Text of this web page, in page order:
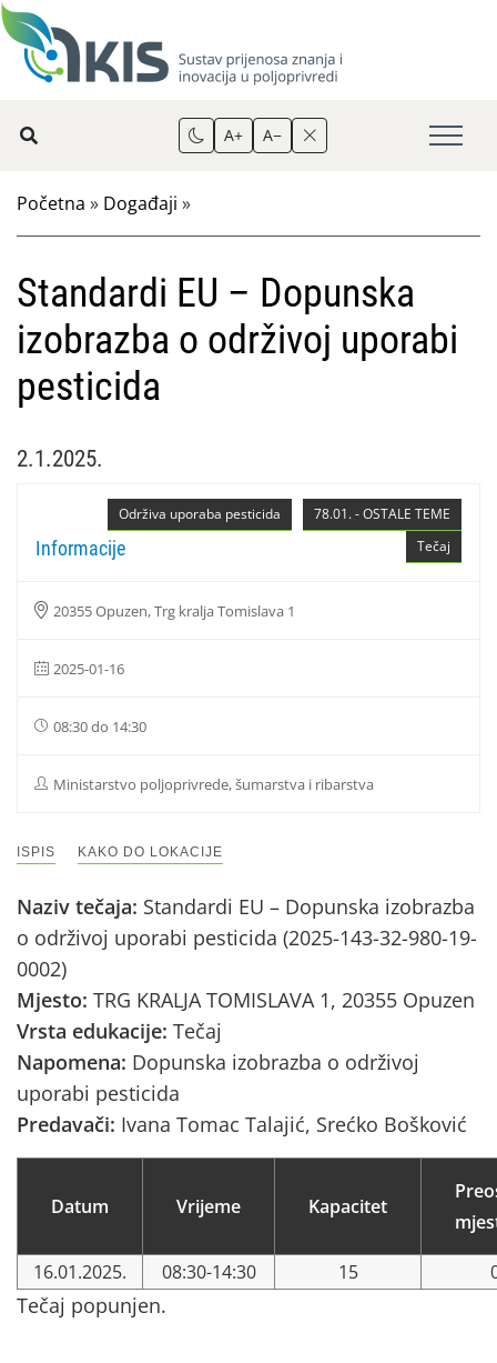
A+ A−
Početna » Događaji »
Standardi EU – Dopunska
izobrazba o održivoj uporabi
pesticida
2.1.2025.
78.01. - OSTALE TEME
Održiva uporaba pesticida
Tečaj
Informacije
20355 Opuzen, Trg kralja Tomislava 1
2025-01-16
08:30 do 14:30
Ministarstvo poljoprivrede, šumarstva i ribarstva
ISPIS KAKO DO LOKACIJE
Naziv tečaja: Standardi EU – Dopunska izobrazba
o održivoj uporabi pesticida (2025-143-32-980-19-
0002)
Mjesto: TRG KRALJA TOMISLAVA 1, 20355 Opuzen
Vrsta edukacije: Tečaj
Napomena: Dopunska izobrazba o održivoj
uporabi pesticida
Predavači: Ivana Tomac Talajić, Srećko Bošković
Datum Vrijeme Kapacitet
16.01.2025. 08:30-14:30 15
Tečaj popunjen.